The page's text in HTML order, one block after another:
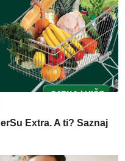
Extra. A ti? Saznaj